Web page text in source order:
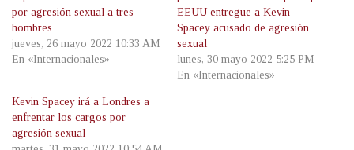
por agresión sexual a tres
hombres
jueves, 26 mayo 2022 10:33 AM
En «Internacionales»
EEUU entregue a Kevin
Spacey acusado de agresión
sexual
lunes, 30 mayo 2022 5:25 PM
En «Internacionales»
Kevin Spacey irá a Londres a
enfrentar los cargos por
agresión sexual